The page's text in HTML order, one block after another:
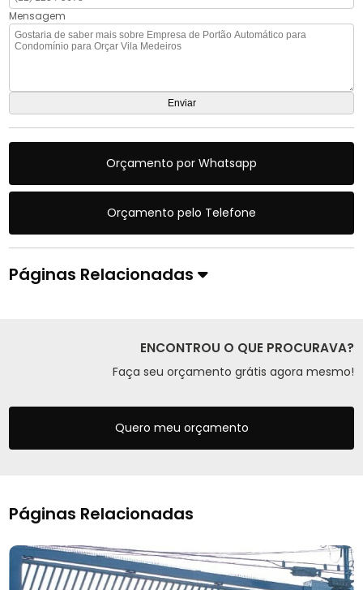
Mensagem
Orçamento por Whatsapp
Orçamento pelo Telefone
Páginas Relacionadas
ENCONTROU O QUE PROCURAVA?
Faça seu orçamento grátis agora mesmo!
Quero meu orçamento
Páginas Relacionadas